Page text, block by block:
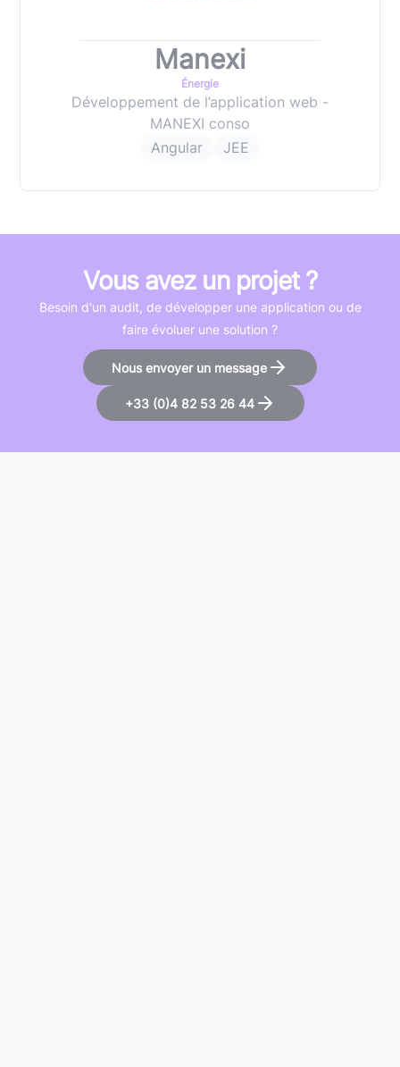
Manexi
Énergie
Développement de l’application web -
MANEXI conso
Angular
JEE
Vous avez un projet ?
Besoin d'un audit, de développer une application ou de
faire évoluer une solution ?
Nous envoyer un message
+33 (0)4 82 53 26 44